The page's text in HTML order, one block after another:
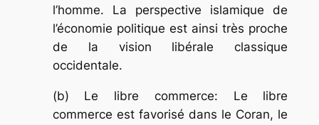
l’homme. La perspective islamique de
l’économie politique est ainsi très proche
de la vision libérale classique
occidentale.
(b) Le libre commerce: Le libre
commerce est favorisé dans le Coran, le